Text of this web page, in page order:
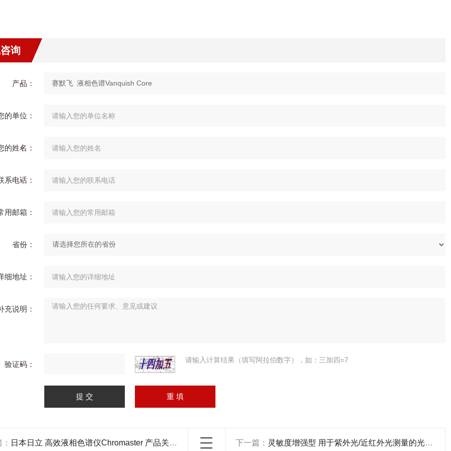
询
产品：
的单位：
的姓名：
系电话：
用邮箱：
省份：
细地址：
充说明：
验证码： 请输入计算结果（填写阿拉伯数字），如：三加四=7
日本日立 高效液相色谱仪Chromaster 产品关键词:日立高效液相色谱;chromaster高效液相色谱;chromaster高效液相色谱仪;液相日立;高效液相色谱仪日本;日立高效液相色... 下一篇： 灵敏度增强型 用于紫外光/近红外光测量的光谱仪 USB-XR1-ES 产品关键词:增强型光谱仪